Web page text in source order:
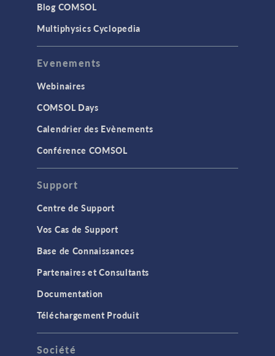
Blog COMSOL
Multiphysics Cyclopedia
Evenements
Webinaires
COMSOL Days
Calendrier des Evènements
Conférence COMSOL
Support
Centre de Support
Vos Cas de Support
Base de Connaissances
Partenaires et Consultants
Documentation
Téléchargement Produit
Société